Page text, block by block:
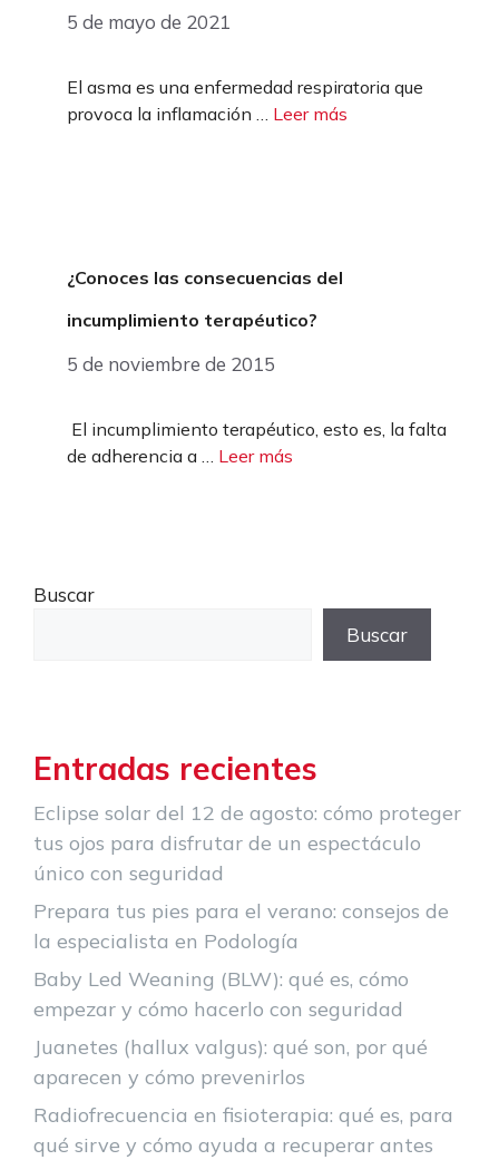
5 de mayo de 2021
El asma es una enfermedad respiratoria que
provoca la inflamación … Leer más
¿Conoces las consecuencias del
incumplimiento terapéutico?
5 de noviembre de 2015
El incumplimiento terapéutico, esto es, la falta
de adherencia a … Leer más
Buscar
Buscar
Entradas recientes
Eclipse solar del 12 de agosto: cómo proteger
tus ojos para disfrutar de un espectáculo
único con seguridad
Prepara tus pies para el verano: consejos de
la especialista en Podología
Baby Led Weaning (BLW): qué es, cómo
empezar y cómo hacerlo con seguridad
Juanetes (hallux valgus): qué son, por qué
aparecen y cómo prevenirlos
Radiofrecuencia en fisioterapia: qué es, para
qué sirve y cómo ayuda a recuperar antes